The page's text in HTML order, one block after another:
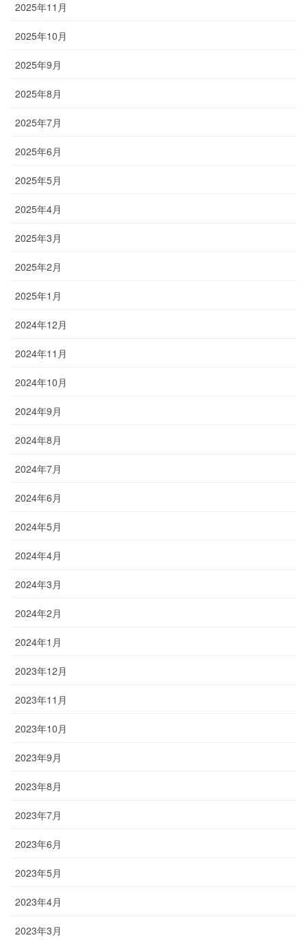
2025年11月
2025年10月
2025年9月
2025年8月
2025年7月
2025年6月
2025年5月
2025年4月
2025年3月
2025年2月
2025年1月
2024年12月
2024年11月
2024年10月
2024年9月
2024年8月
2024年7月
2024年6月
2024年5月
2024年4月
2024年3月
2024年2月
2024年1月
2023年12月
2023年11月
2023年10月
2023年9月
2023年8月
2023年7月
2023年6月
2023年5月
2023年4月
2023年3月